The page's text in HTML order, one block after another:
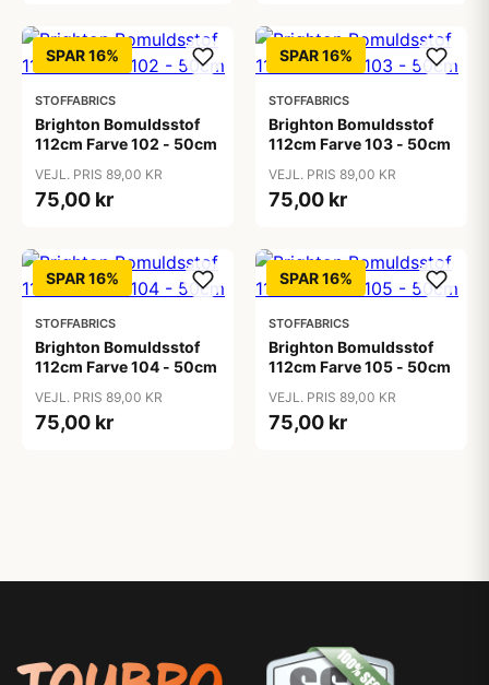
SPAR 16%
STOFFABRICS
Brighton Bomuldsstof
112cm Farve 102 - 50cm
VEJL. PRIS 89,00 KR
75,00 kr
SPAR 16%
STOFFABRICS
Brighton Bomuldsstof
112cm Farve 103 - 50cm
VEJL. PRIS 89,00 KR
75,00 kr
SPAR 16%
STOFFABRICS
Brighton Bomuldsstof
112cm Farve 104 - 50cm
VEJL. PRIS 89,00 KR
75,00 kr
SPAR 16%
STOFFABRICS
Brighton Bomuldsstof
112cm Farve 105 - 50cm
VEJL. PRIS 89,00 KR
75,00 kr